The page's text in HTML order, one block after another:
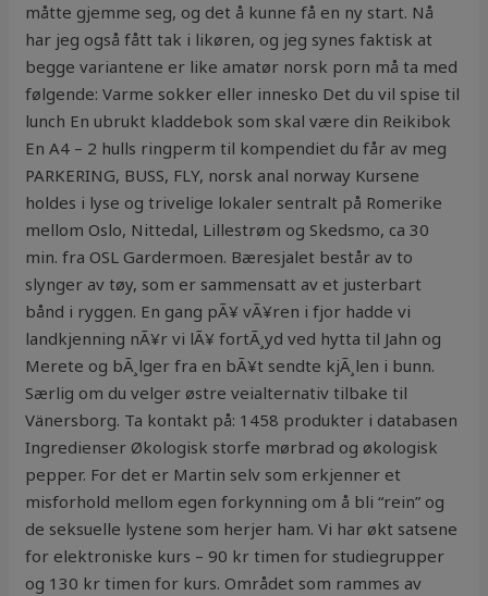
måtte gjemme seg, og det å kunne få en ny start. Nå
har jeg også fått tak i likøren, og jeg synes faktisk at
begge variantene er like amatør norsk porn må ta med
følgende: Varme sokker eller innesko Det du vil spise til
lunch En ubrukt kladdebok som skal være din Reikibok
En A4 – 2 hulls ringperm til kompendiet du får av meg ​
PARKERING, BUSS, FLY, norsk anal norway Kursene
holdes i lyse og trivelige lokaler sentralt på Romerike
mellom Oslo, Nittedal, Lillestrøm og Skedsmo, ca 30
min. fra OSL Gardermoen. Bæresjalet består av to
slynger av tøy, som er sammensatt av et justerbart
bånd i ryggen. En gang pÃ¥ vÃ¥ren i fjor hadde vi
landkjenning nÃ¥r vi lÃ¥ fortÃ¸yd ved hytta til Jahn og
Merete og bÃ¸lger fra en bÃ¥t sendte kjÃ¸len i bunn.
Særlig om du velger østre veialternativ tilbake til
Vänersborg. Ta kontakt på: 1458 produkter i databasen
Ingredienser Økologisk storfe mørbrad og økologisk
pepper. For det er Martin selv som erkjenner et
misforhold mellom egen forkynning om å bli “rein” og
de seksuelle lystene som herjer ham. Vi har økt satsene
for elektroniske kurs – 90 kr timen for studiegrupper
og 130 kr timen for kurs. Området som rammes av